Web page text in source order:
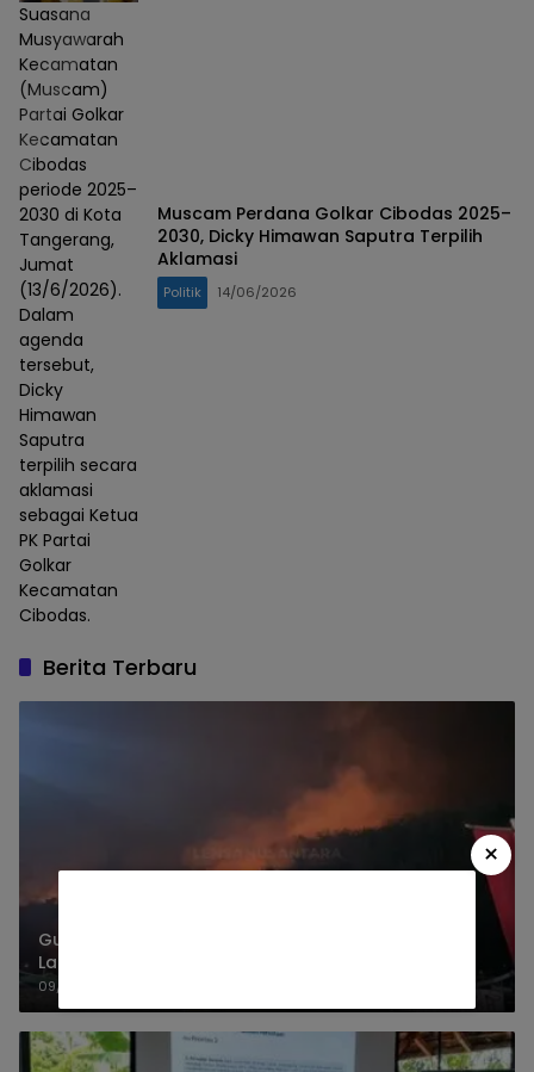
Suasana
Musyawarah
Kecamatan
(Muscam)
Partai Golkar
Kecamatan
Cibodas
periode 2025–
2030 di Kota
Tangerang,
Jumat
(13/6/2026).
Dalam
agenda
tersebut,
Dicky
Himawan
Saputra
terpilih secara
aklamasi
sebagai Ketua
PK Partai
Golkar
Kecamatan
Cibodas.
Muscam Perdana Golkar Cibodas 2025–
2030, Dicky Himawan Saputra Terpilih
Aklamasi
Politik 14/06/2026
Berita Terbaru
Gunung Watangan Jember Terbakar, 6,5 Hektare
Lahan Perhutani
09/08/2026
×